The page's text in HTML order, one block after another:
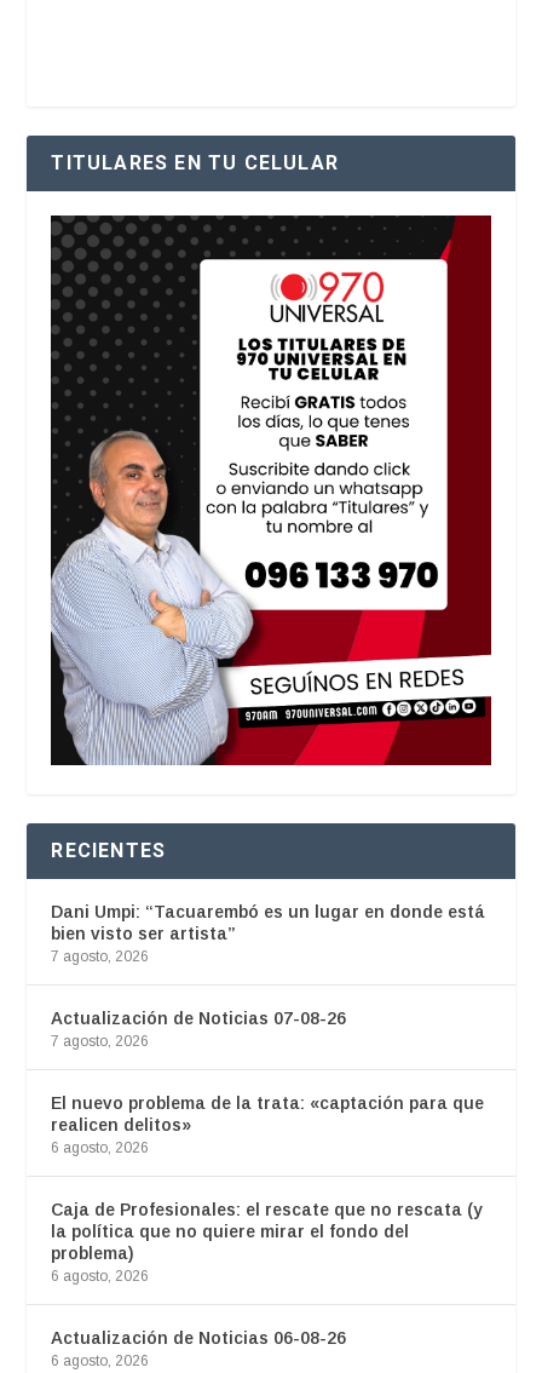
TITULARES EN TU CELULAR
RECIENTES
Dani Umpi: “Tacuarembó es un lugar en donde está
bien visto ser artista”
7 agosto, 2026
Actualización de Noticias 07-08-26
7 agosto, 2026
El nuevo problema de la trata: «captación para que
realicen delitos»
6 agosto, 2026
Caja de Profesionales: el rescate que no rescata (y
la política que no quiere mirar el fondo del
problema)
6 agosto, 2026
Actualización de Noticias 06-08-26
6 agosto, 2026